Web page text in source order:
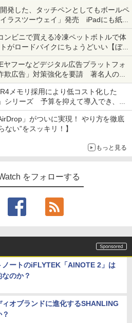
発した、タッチペンとしてもボールペ
ラスツーウェイ」発売 iPadにも紙に
る
ビニで買える冷凍ペットボトルで体
がロードバイクにちょうどいい【ぼっ
【空いた時間でなにしてる？】
フーなどデジタル広告プラットフォ
欺広告」対策強化を要請 著名人の写
などへの対策として
メモリ採用により低コスト化した
シリーズ 予算を抑えて導入でき、
ードも可能
」がついに実現！ やり方を徹底
い”をスッキリ！】
もっと見る
をフォローする
ノートのiFLYTEK「AINOTE 2」は
のか？
ィオブランドに進化するSHANLING